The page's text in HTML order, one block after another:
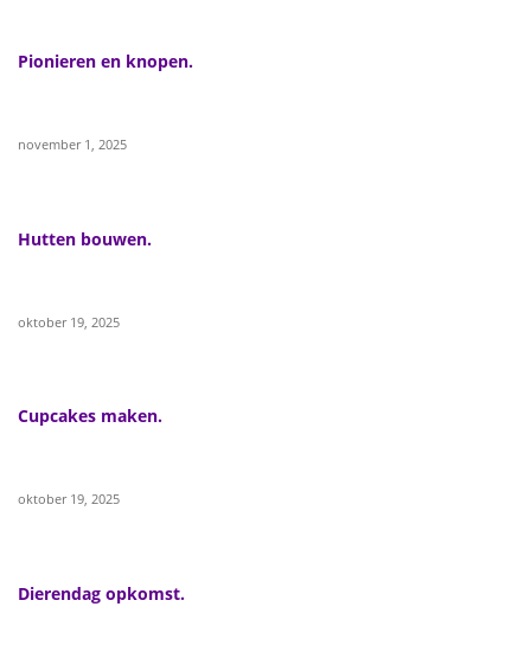
Pionieren en knopen.
november 1, 2025
Hutten bouwen.
oktober 19, 2025
Cupcakes maken.
oktober 19, 2025
Dierendag opkomst.